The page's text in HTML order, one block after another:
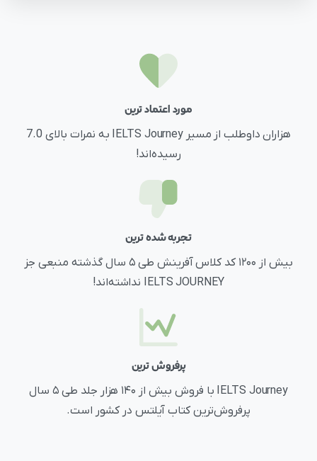
مورد اعتماد ترین
هزاران داوطلب از مسیر IELTS Journey به نمرات بالای 7.0
رسیده‌اند!
تجربه شده ترین
بیش از ۱۲۰۰ کد کلاس آفرینش طی ۵ سال گذشته منبعی جز
IELTS JOURNEY نداشته‌اند!
پرفروش ترین
IELTS Journey با فروش بیش از ۱۴۰ هزار جلد طی ۵ سال
پرفروش‌ترین کتاب آیلتس در کشور است.